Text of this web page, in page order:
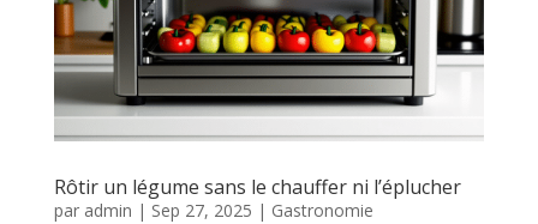
Rôtir un légume sans le chauffer ni l’éplucher
par admin | Sep 27, 2025 | Gastronomie